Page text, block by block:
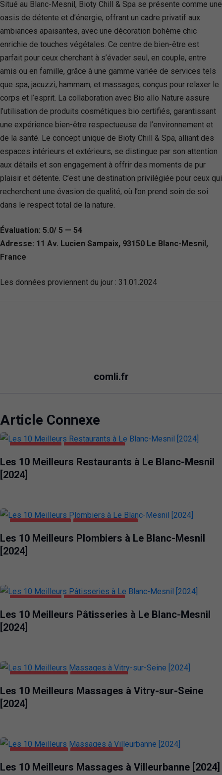
Situé au Blanc-Mesnil, Bioty Chill & Spa se présente comme une
oasis de détente et d’énergie, offrant un cadre privatif aux
ambiances apaisantes, avec une décoration bohème chic
enrichie de touches végétales. Ce centre de bien-être est
parfait pour ceux cherchant à s’évader seul, en couple, entre
amis ou en famille, grâce à une gamme variée de services tels
que spa, jacuzzi, hammam, et massages, conçus pour relaxer le
corps et l’esprit. La collaboration avec Bio allo Nature assure
l’utilisation de produits cosmétiques bio certifiés, garantissant
une expérience bien-être respectueuse de l’environnement et
de la santé. Le concept unique de Bioty Chill & Spa, alliant des
espaces intérieurs et extérieurs, se distingue par son attention
aux détails et son engagement à offrir des moments de pur
plaisir et détente. C’est une destination privilégiée pour ceux qui
recherchent une évasion de qualité, où l’on prend soin de soi
dans le respect total de la nature.
Évaluation: 5.0/ 5 — 54
Adresse: 11 Av. Lucien Sampaix, 93150 Le Blanc-Mesnil,
France
Les données proviennent du jour : 31.01.2024
comli.fr
Article Connexe
Les 10 Meilleurs Restaurants à Le Blanc-Mesnil
[2024]
Les 10 Meilleurs Plombiers à Le Blanc-Mesnil
[2024]
Les 10 Meilleurs Pâtisseries à Le Blanc-Mesnil
[2024]
Les 10 Meilleurs Massages à Vitry-sur-Seine
[2024]
Les 10 Meilleurs Massages à Villeurbanne [2024]